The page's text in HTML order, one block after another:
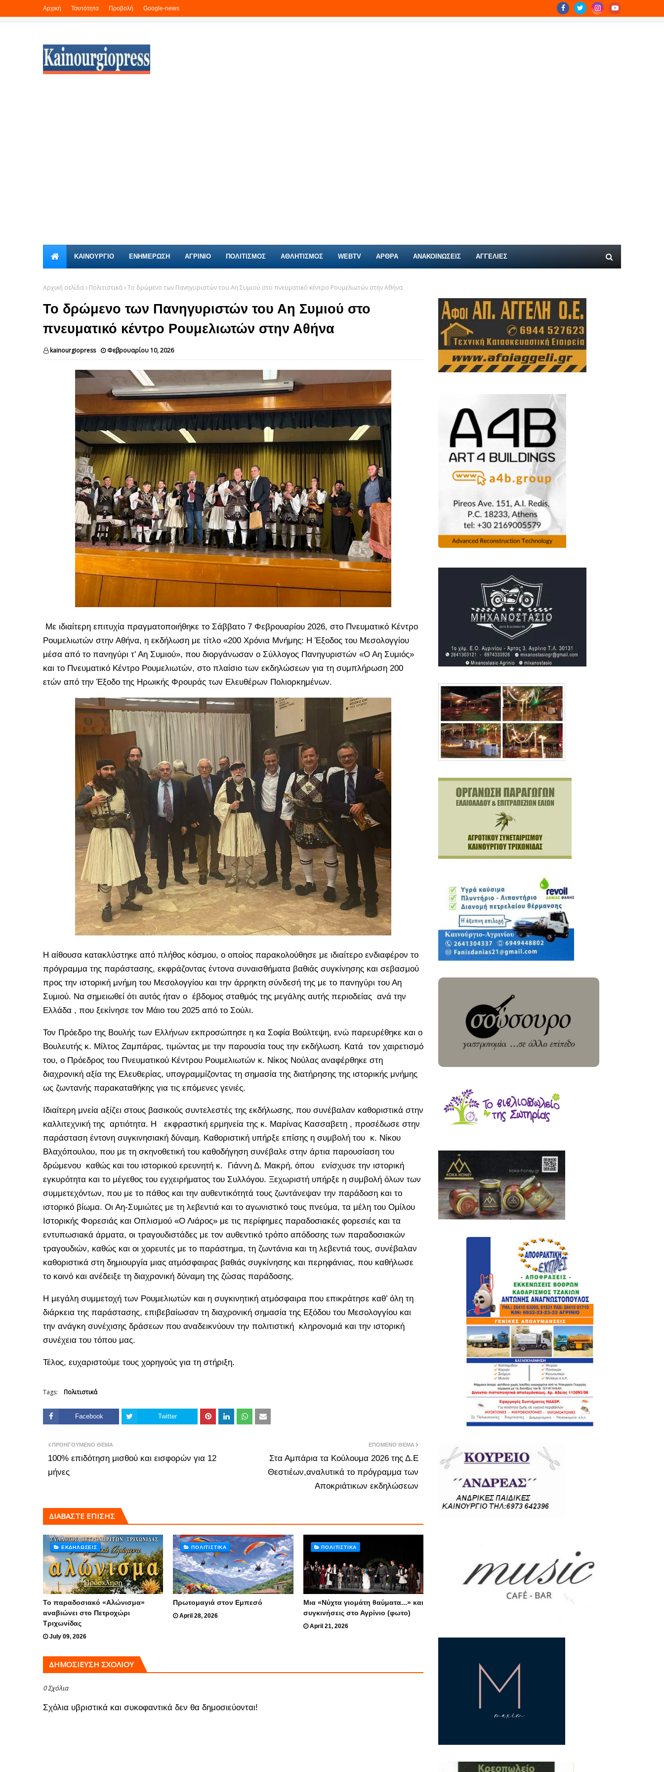
Αρχική Τσυτότητα Προβολή Google-news
ΚΑΙΝΟΎΡΓΙΟ ΕΝΗΜΕΡΩΣΗ ΑΓΡΙΝΙΟ ΠΟΛΙΤΙΣΜΟΣ ΑΘΛΗΤΙΣΜΟΣ WEBTV ΑΡΘΡΑ ΑΝΑΚΟΙΝΩΣΕΙΣ ΑΓΓΕΛΊΕΣ
Αρχική σελίδα Πολιτιστικά Το δρώμενο των Πανηγυριστών του Αη Συμιού στο πνευματικό κέντρο Ρουμελιωτών στην Αθήνα
Το δρώμενο των Πανηγυριστών του Αη Συμιού στο
πνευματικό κέντρο Ρουμελιωτών στην Αθήνα
kainourgiopress Φεβρουαρίου 10, 2026
Με ιδιαίτερη επιτυχία πραγματοποιήθηκε το Σάββατο 7 Φεβρουαρίου 2026, στο Πνευματικό Κέντρο
Ρουμελιωτών στην Αθήνα, η εκδήλωση με τίτλο «200 Χρόνια Μνήμης: Η Έξοδος του Μεσολογγίου
μέσα από το πανηγύρι τ’ Αη Συμιού», που διοργάνωσαν ο Σύλλογος Πανηγυριστών «Ο Αη Συμιός»
και το Πνευματικό Κέντρο Ρουμελιωτών, στο πλαίσιο των εκδηλώσεων για τη συμπλήρωση 200
ετών από την Έξοδο της Ηρωικής Φρουράς των Ελευθέρων Πολιορκημένων.
Η αίθουσα κατακλύστηκε από πλήθος κόσμου, ο οποίος παρακολούθησε με ιδιαίτερο ενδιαφέρον το
πρόγραμμα της παράστασης, εκφράζοντας έντονα συναισθήματα βαθιάς συγκίνησης και σεβασμού
προς την ιστορική μνήμη του Μεσολογγίου και την άρρηκτη σύνδεσή της με το πανηγύρι του Αη
Συμιού. Να σημειωθεί ότι αυτός ήταν ο έβδομος σταθμός της μεγάλης αυτής περιοδείας ανά την
Ελλάδα , που ξεκίνησε τον Μάιο του 2025 από το Σούλι.
Τον Πρόεδρο της Βουλής των Ελλήνων εκπροσώπησε η κα Σοφία Βούλτεψη, ενώ παρευρέθηκε και ο
Βουλευτής κ. Μίλτος Ζαμπάρας, τιμώντας με την παρουσία τους την εκδήλωση. Κατά τον χαιρετισμό
του, ο Πρόεδρος του Πνευματικού Κέντρου Ρουμελιωτών κ. Νίκος Νούλας αναφέρθηκε στη
διαχρονική αξία της Ελευθερίας, υπογραμμίζοντας τη σημασία της διατήρησης της ιστορικής μνήμης
ως ζωντανής παρακαταθήκης για τις επόμενες γενιές.
Ιδιαίτερη μνεία αξίζει στους βασικούς συντελεστές της εκδήλωσης, που συνέβαλαν καθοριστικά στην
καλλιτεχνική της αρτιότητα. Η εκφραστική ερμηνεία της κ. Μαρίνας Κασσαβετη , προσέδωσε στην
παράσταση έντονη συγκινησιακή δύναμη. Καθοριστική υπήρξε επίσης η συμβολή του κ. Νίκου
Βλαχόπουλου, που με τη σκηνοθετική του καθοδήγηση συνέβαλε στην άρτια παρουσίαση του
δρώμενου καθώς και του ιστορικού ερευνητή κ. Γιάννη Δ. Μακρή, όπου ενίσχυσε την ιστορική
εγκυρότητα και το μέγεθος του εγχειρήματος του Συλλόγου. Ξεχωριστή υπήρξε η συμβολή όλων των
συμμετεχόντων, που με το πάθος και την αυθεντικότητά τους ζωντάνεψαν την παράδοση και το
ιστορικό βίωμα. Οι Αη-Συμιώτες με τη λεβεντιά και το αγωνιστικό τους πνεύμα, τα μέλη του Ομίλου
Ιστορικής Φορεσιάς και Οπλισμού «Ο Λιάρος» με τις περίφημες παραδοσιακές φορεσιές και τα
εντυπωσιακά άρματα, οι τραγουδιστάδες με τον αυθεντικό τρόπο απόδοσης των παραδοσιακών
τραγουδιών, καθώς και οι χορευτές με το παράστημα, τη ζωντάνια και τη λεβεντιά τους, συνέβαλαν
καθοριστικά στη δημιουργία μιας ατμόσφαιρας βαθιάς συγκίνησης και περηφάνιας, που καθήλωσε
το κοινό και ανέδειξε τη διαχρονική δύναμη της ζώσας παράδοσης.
Η μεγάλη συμμετοχή των Ρουμελιωτών και η συγκινητική ατμόσφαιρα που επικράτησε καθ’ όλη τη
διάρκεια της παράστασης, επιβεβαίωσαν τη διαχρονική σημασία της Εξόδου του Μεσολογγίου και
την ανάγκη συνέχισης δράσεων που αναδεικνύουν την πολιτιστική κληρονομιά και την ιστορική
συνέχεια του τόπου μας.
Τέλος, ευχαριστούμε τους χορηγούς για τη στήριξη.
Tags: Πολιτιστικά
Facebook Twitter
ΕΠΌΜΕΝΟ ΘΈΜΑ
Στα Αμπάρια τα Κούλουμα 2026 της Δ.Ε
Θεστιέων,αναλυτικά το πρόγραμμα των
Αποκριάτικων εκδηλώσεων
ΠΡΟΗΓΟΎΜΕΝΟ ΘΈΜΑ
100% επιδότηση μισθού και εισφορών για 12
μήνες
ΔΙΑΒΑΣΤΕ ΕΠΙΣΗΣ
ΕΚΔΗΛΏΣΕΙΣ
Το παραδοσιακό «Αλώνισμα»
αναβιώνει στο Πετροχώρι
Τριχωνίδας
July 09, 2026
ΠΟΛΙΤΙΣΤΙΚΆ
Πρωτομαγιά στον Εμπεσό
April 28, 2026
ΠΟΛΙΤΙΣΤΙΚΆ
Μια «Νύχτα γιομάτη θαύματα...» και
συγκινήσεις στο Αγρίνιο (φωτο)
April 21, 2026
ΔΗΜΟΣΊΕΥΣΗ ΣΧΟΛΊΟΥ
0 Σχόλια
Σχόλια υβριστικά και συκοφαντικά δεν θα δημοσιεύονται!